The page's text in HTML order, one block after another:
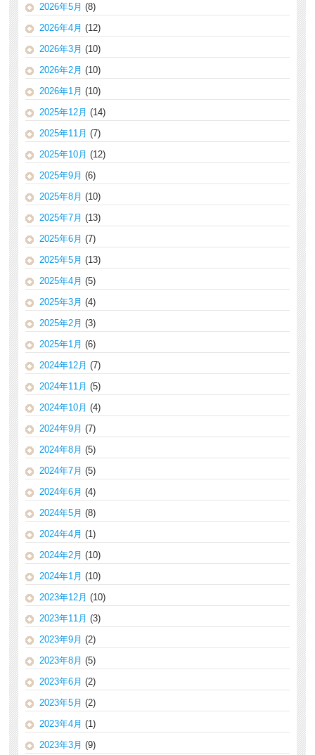
2026年5月 (8)
2026年4月 (12)
2026年3月 (10)
2026年2月 (10)
2026年1月 (10)
2025年12月 (14)
2025年11月 (7)
2025年10月 (12)
2025年9月 (6)
2025年8月 (10)
2025年7月 (13)
2025年6月 (7)
2025年5月 (13)
2025年4月 (5)
2025年3月 (4)
2025年2月 (3)
2025年1月 (6)
2024年12月 (7)
2024年11月 (5)
2024年10月 (4)
2024年9月 (7)
2024年8月 (5)
2024年7月 (5)
2024年6月 (4)
2024年5月 (8)
2024年4月 (1)
2024年2月 (10)
2024年1月 (10)
2023年12月 (10)
2023年11月 (3)
2023年9月 (2)
2023年8月 (5)
2023年6月 (2)
2023年5月 (2)
2023年4月 (1)
2023年3月 (9)